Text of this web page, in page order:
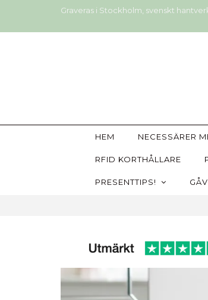
Graveras i Stockholm, svenskt
HEM NECESSÄRER
RFID KORTHÅLLARE
PRESENTTIPS!